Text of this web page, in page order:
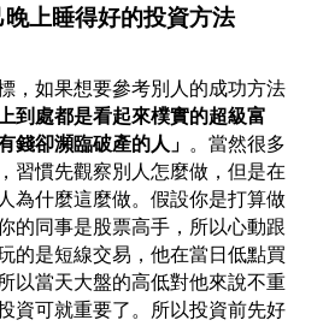
上睡得好的投資方法
，如果想要參考別人的成功方法
到處都是看起來樸實的超級富
錢卻瀕臨破產的人」 。當然很多
習慣先觀察別人怎麼做，但是在
為什麼這麼做。假設你是打算做
的同事是股票高手，所以心動跟
的是短線交易，他在當日低點買
以當天大盤的高低對他來說不重
資可就重要了。所以投資前先好